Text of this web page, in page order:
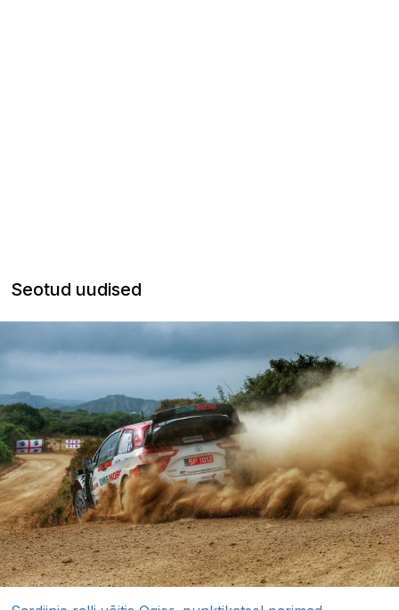
Seotud uudised